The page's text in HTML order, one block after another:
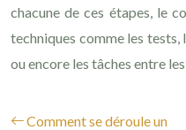
chacune de ces étapes, le
techniques comme les
ou encore les tâches entre
Comment se déroule un